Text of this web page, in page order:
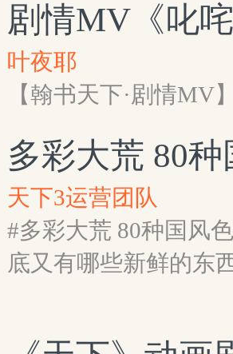
剧情MV《叱
叶夜耶
【翰书天下·剧情
多彩大荒 80
天下3运营团队
#多彩大荒 80种国风
底又有哪些新鲜的东